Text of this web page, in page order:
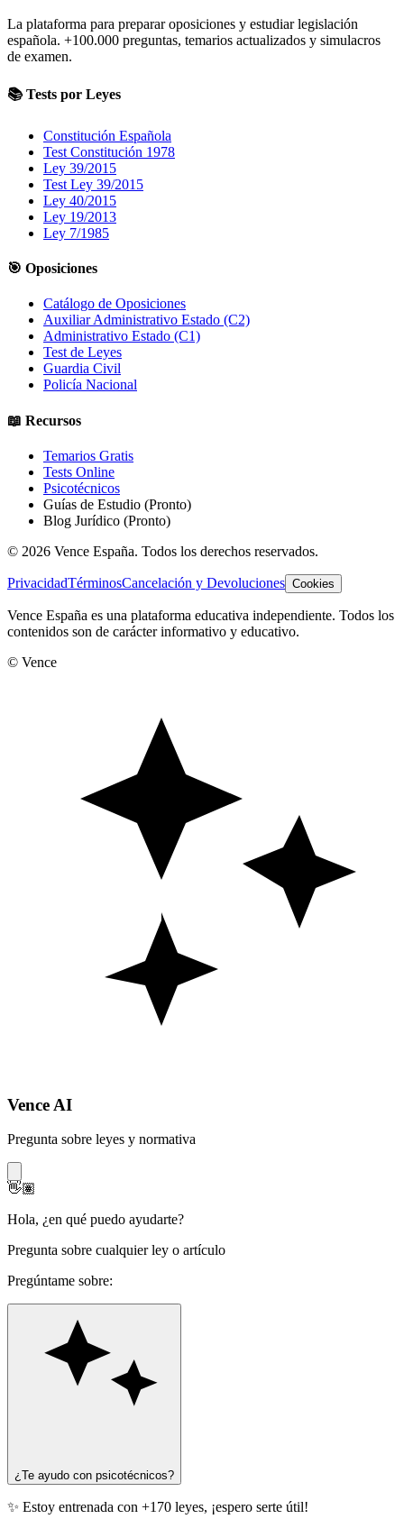
La plataforma para preparar oposiciones y estudiar legislación
española. +100.000 preguntas, temarios actualizados y simulacros
de examen.
📚 Tests por Leyes
Constitución Española
Test Constitución 1978
Ley 39/2015
Test Ley 39/2015
Ley 40/2015
Ley 19/2013
Ley 7/1985
🎯 Oposiciones
Catálogo de Oposiciones
Auxiliar Administrativo Estado (C2)
Administrativo Estado (C1)
Test de Leyes
Guardia Civil
Policía Nacional
📖 Recursos
Temarios Gratis
Tests Online
Psicotécnicos
Guías de Estudio (Pronto)
Blog Jurídico (Pronto)
© 2026 Vence España. Todos los derechos reservados.
PrivacidadTérminosCancelación y Devoluciones Cookies
Vence España es una plataforma educativa independiente. Todos los
contenidos son de carácter informativo y educativo.
© Vence
Vence AI
Pregunta sobre leyes y normativa
👋🏽
Hola, ¿en qué puedo ayudarte?
Pregunta sobre cualquier ley o artículo
Pregúntame sobre:
¿Te ayudo con psicotécnicos?
✨ Estoy entrenada con +170 leyes, ¡espero serte útil!